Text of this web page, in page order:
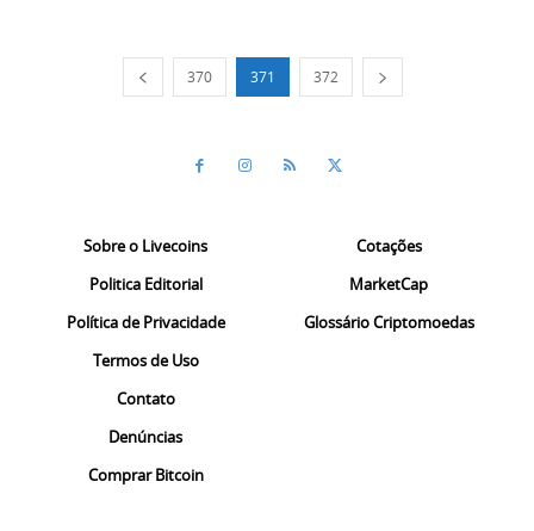
370 371 372
Sobre o Livecoins
Politica Editorial
Política de Privacidade
Termos de Uso
Contato
Denúncias
Comprar Bitcoin
Cotações
MarketCap
Glossário Criptomoedas